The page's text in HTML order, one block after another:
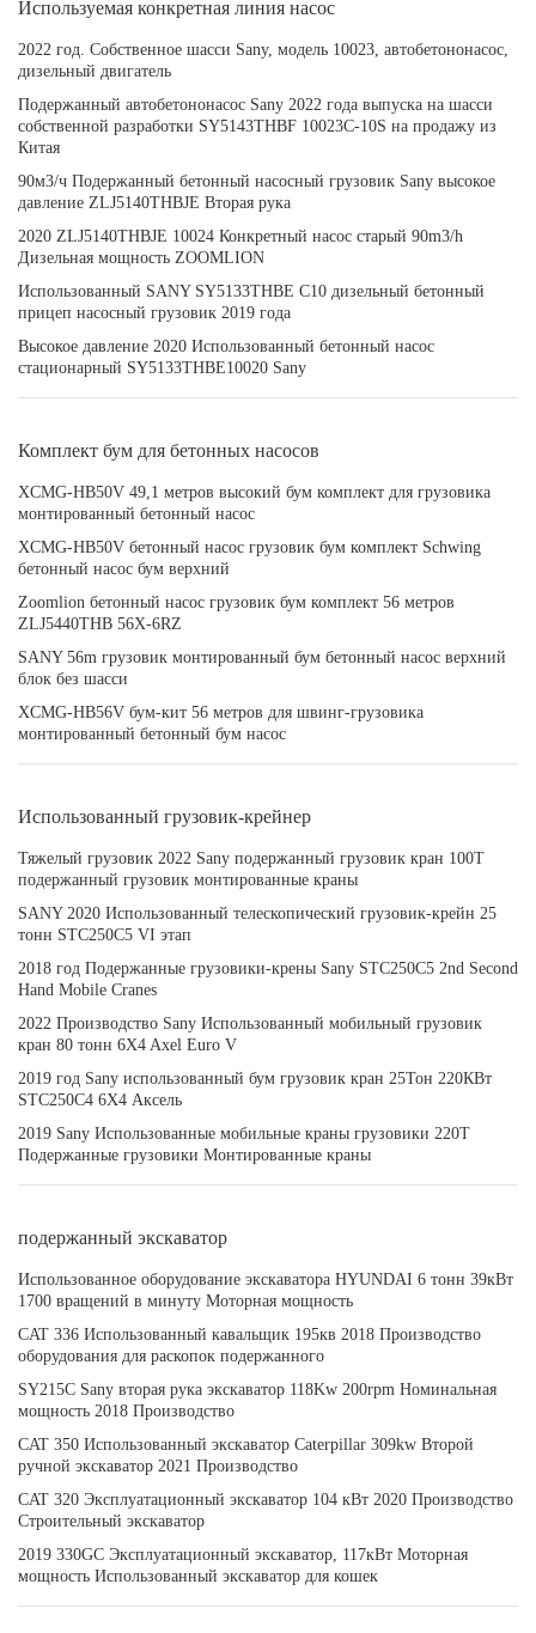
Используемая конкретная линия насос
2022 год. Собственное шасси Sany, модель 10023, автобетононасос,
дизельный двигатель
Подержанный автобетононасос Sany 2022 года выпуска на шасси
собственной разработки SY5143THBF 10023C-10S на продажу из
Китая
90м3/ч Подержанный бетонный насосный грузовик Sany высокое
давление ZLJ5140THBJE Вторая рука
2020 ZLJ5140THBJE 10024 Конкретный насос старый 90m3/h
Дизельная мощность ZOOMLION
Использованный SANY SY5133THBE C10 дизельный бетонный
прицеп насосный грузовик 2019 года
Высокое давление 2020 Использованный бетонный насос
стационарный SY5133THBE10020 Sany
Комплект бум для бетонных насосов
XCMG-HB50V 49,1 метров высокий бум комплект для грузовика
монтированный бетонный насос
XCMG-HB50V бетонный насос грузовик бум комплект Schwing
бетонный насос бум верхний
Zoomlion бетонный насос грузовик бум комплект 56 метров
ZLJ5440THB 56X-6RZ
SANY 56m грузовик монтированный бум бетонный насос верхний
блок без шасси
XCMG-HB56V бум-кит 56 метров для швинг-грузовика
монтированный бетонный бум насос
Использованный грузовик-крейнер
Тяжелый грузовик 2022 Sany подержанный грузовик кран 100T
подержанный грузовик монтированные краны
SANY 2020 Использованный телескопический грузовик-крейн 25
тонн STC250C5 VI этап
2018 год Подержанные грузовики-крены Sany STC250C5 2nd Second
Hand Mobile Cranes
2022 Производство Sany Использованный мобильный грузовик
кран 80 тонн 6X4 Axel Euro V
2019 год Sany использованный бум грузовик кран 25Тон 220КВт
STC250C4 6X4 Аксель
2019 Sany Использованные мобильные краны грузовики 220T
Подержанные грузовики Монтированные краны
подержанный экскаватор
Использованное оборудование экскаватора HYUNDAI 6 тонн 39кВт
1700 вращений в минуту Моторная мощность
CAT 336 Использованный кавальщик 195кв 2018 Производство
оборудования для раскопок подержанного
SY215C Sany вторая рука экскаватор 118Kw 200rpm Номинальная
мощность 2018 Производство
CAT 350 Использованный экскаватор Caterpillar 309kw Второй
ручной экскаватор 2021 Производство
CAT 320 Эксплуатационный экскаватор 104 кВт 2020 Производство
Строительный экскаватор
2019 330GC Эксплуатационный экскаватор, 117кВт Моторная
мощность Использованный экскаватор для кошек